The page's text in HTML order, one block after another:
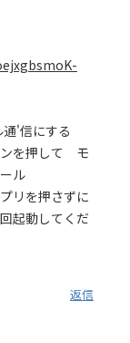
'信にする
ンを押して モ
ル
リを押さずに
起動してくだ
返信